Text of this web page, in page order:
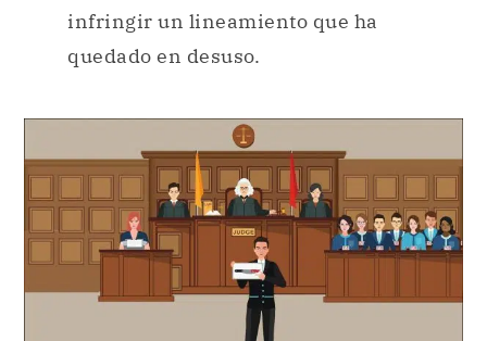
infringir un lineamiento que ha
quedado en desuso.